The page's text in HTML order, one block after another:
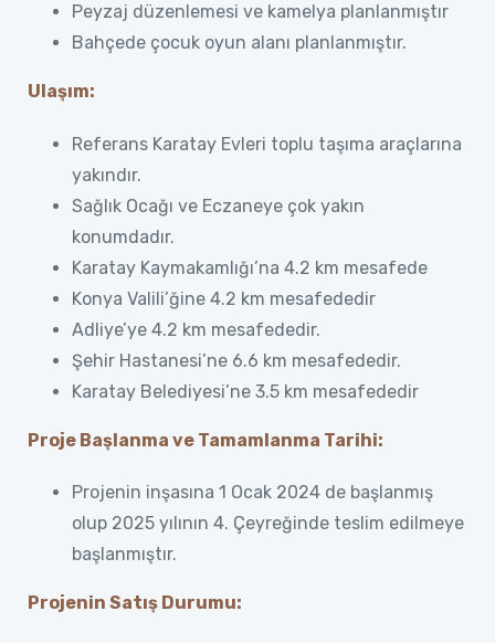
Peyzaj düzenlemesi ve kamelya planlanmıştır
Bahçede çocuk oyun alanı planlanmıştır.
Ulaşım:
Referans Karatay Evleri toplu taşıma araçlarına
yakındır.
Sağlık Ocağı ve Eczaneye çok yakın
konumdadır.
Karatay Kaymakamlığı’na 4.2 km mesafede
Konya Valili’ğine 4.2 km mesafededir
Adliye’ye 4.2 km mesafededir.
Şehir Hastanesi’ne 6.6 km mesafededir.
Karatay Belediyesi’ne 3.5 km mesafededir
Proje Başlanma ve Tamamlanma Tarihi:
Projenin inşasına 1 Ocak 2024 de başlanmış
olup 2025 yılının 4. Çeyreğinde teslim edilmeye
başlanmıştır.
Projenin Satış Durumu: